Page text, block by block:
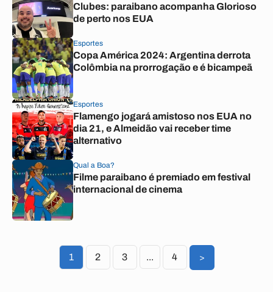
Clubes: paraibano acompanha Glorioso
de perto nos EUA
Esportes
Copa América 2024: Argentina derrota
Colômbia na prorrogação e é bicampeã
Esportes
Flamengo jogará amistoso nos EUA no
dia 21, e Almeidão vai receber time
alternativo
Qual a Boa?
Filme paraibano é premiado em festival
internacional de cinema
1 2 3 ... 4 >